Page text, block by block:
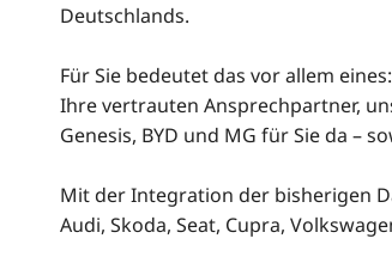
Deutschlands.
Für Sie bedeutet das vor allem eines:
Ihre vertrauten Ansprechpartner,
Genesis, BYD und MG für Sie da –
Mit der Integration der bisherigen
Audi, Skoda, Seat, Cupra,